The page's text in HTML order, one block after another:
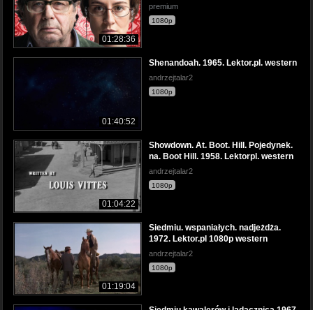
01:28:36
premium
1080p
01:40:52
Shenandoah. 1965. Lektor.pl. western
andrzejtalar2
1080p
01:04:22
Showdown. At. Boot. Hill. Pojedynek.
na. Boot Hill. 1958. Lektorpl. western
andrzejtalar2
1080p
01:19:04
Siedmiu. wspaniałych. nadjeżdża.
1972. Lektor.pl 1080p western
andrzejtalar2
1080p